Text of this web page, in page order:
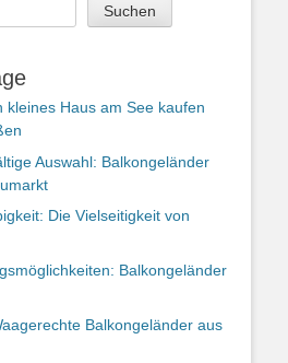
Suchen
kleines Haus am See kaufen
Auswahl: Balkongeländer
Die Vielseitigkeit von
Balkongeländer
Balkongeländer aus